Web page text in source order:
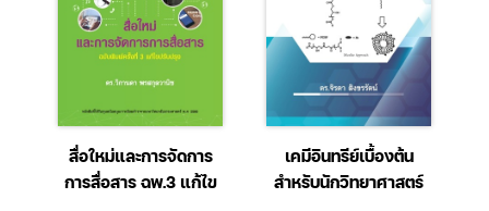
สื่อใหม่และการจัดการ
การสื่อสาร ฉพ.3 แก้ไข
เคมีอินทรีย์เบื้องต้น
สำหรับนักวิทยาศาสตร์